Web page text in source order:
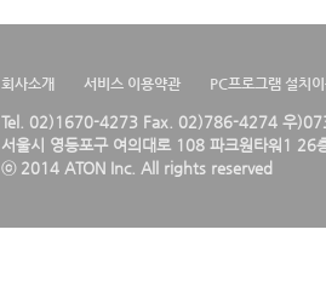
회사소개 서비스 이용약관 PC프로그램 설치
Tel. 02)1670-4273 Fax. 02)786-4274 우
서울시 영등포구 여의대로 108 파크원타워1 26
ⓒ 2014 ATON Inc. All rights reserved